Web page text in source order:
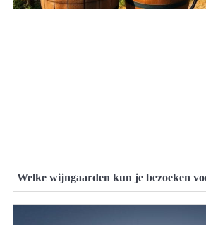
Welke wijngaarden kun je bezoeken